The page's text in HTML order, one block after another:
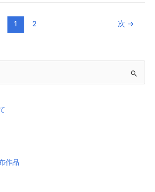
1 2 次 →
作品